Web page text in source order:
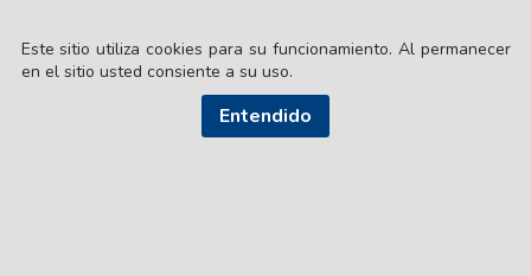
Este sitio utiliza cookies para su funcionamiento. Al permanecer
en el sitio usted consiente a su uso.
Entendido